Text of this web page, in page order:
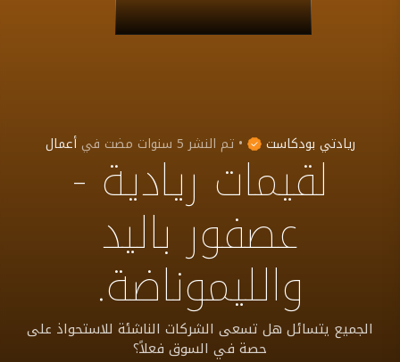
ريادتي بودكاست • تم النشر5 سنوات مضت فيأعماللقيمات ريادية -
عصفور باليد
والليموناضة.
الجميع يتسائل هل تسعى الشركات الناشئة للاستحواذ على
حصة في السوق فعلاً؟